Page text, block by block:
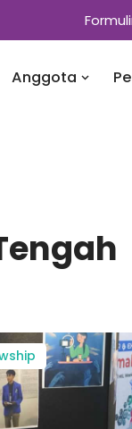
Anggota